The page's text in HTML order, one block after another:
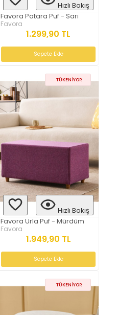
Hızlı Bakış
Favora Patara Puf - Sarı
Favora
1.299,90 TL
Sepete Ekle
TÜKENIYOR
Hızlı Bakış
Favora Urla Puf - Mürdüm
Favora
1.949,90 TL
Sepete Ekle
TÜKENIYOR